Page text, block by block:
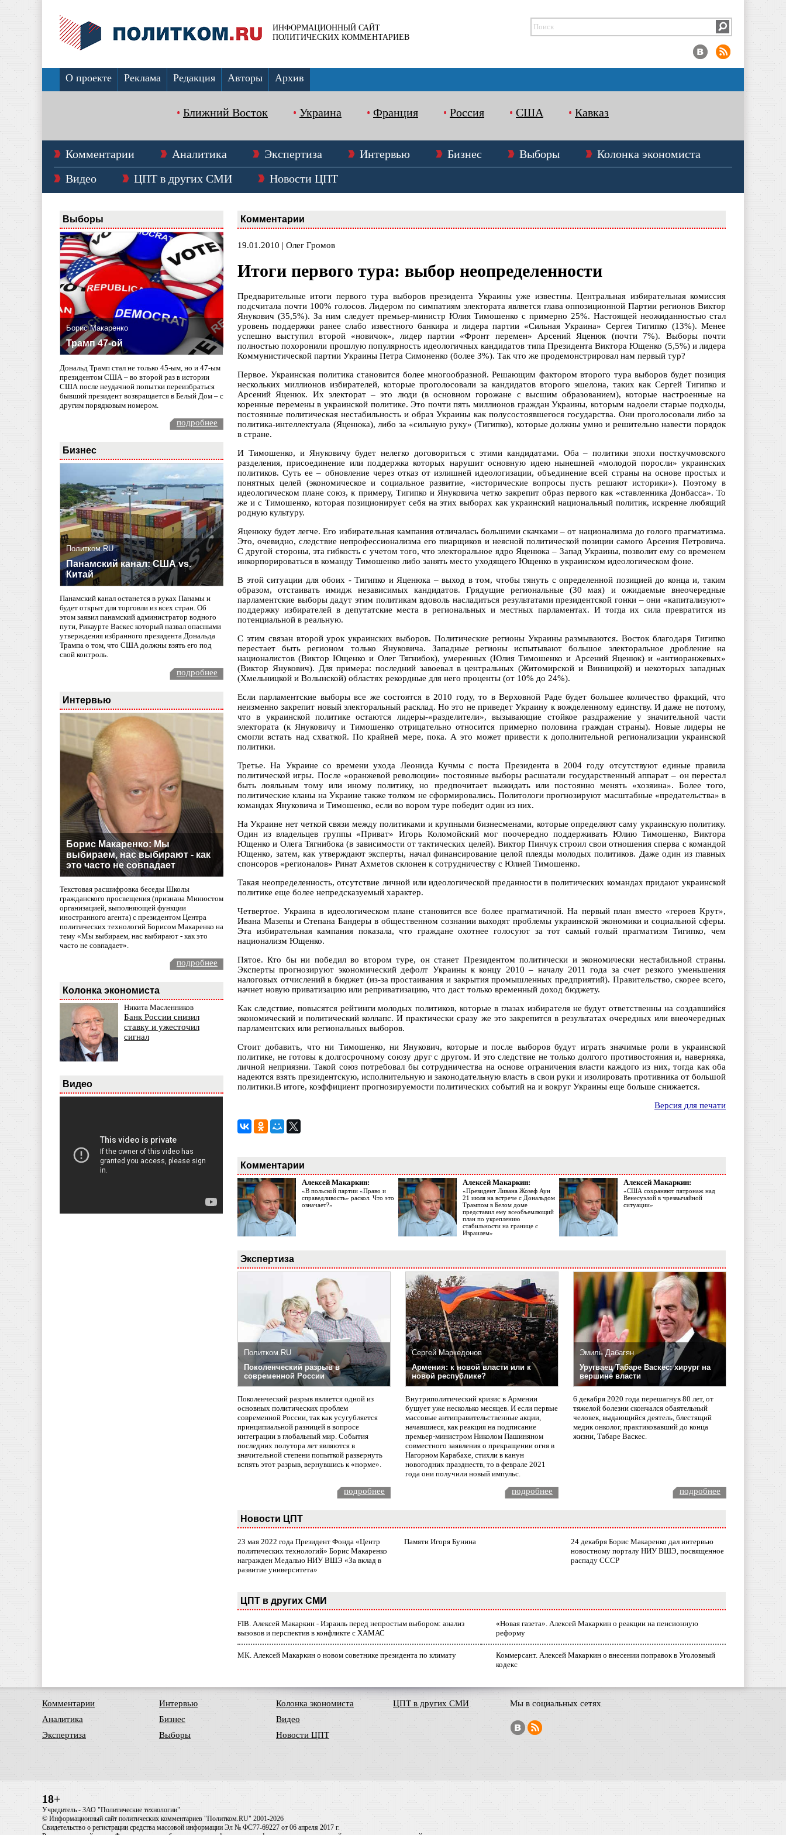
ИНФОРМАЦИОННЫЙ САЙТ
ПОЛИТИЧЕСКИХ КОММЕНТАРИЕВ
О проекте Реклама Редакция Авторы Архив
Ближний Восток Украина Франция Россия США Кавказ
Комментарии Аналитика Экспертиза Интервью Бизнес Выборы
Колонка экономиста
Видео
ЦПТ в других СМИ Новости ЦПТ
Выборы
Борис Макаренко
Трамп 47-ой
Дональд Трамп стал не только 45-ым, но и 47-ым
президентом США – во второй раз в истории
США после неудачной попытки переизбраться
бывший президент возвращается в Белый Дом – с
другим порядковым номером.
подробнее
Бизнес
Политком.RU
Панамский канал: США vs.
Китай
Панамский канал останется в руках Панамы и
будет открыт для торговли из всех стран. Об
этом заявил панамский администратор водного
пути, Рикаурте Васкес который назвал опасными
утверждения избранного президента Дональда
Трампа о том, что США должны взять его под
свой контроль.
подробнее
Интервью
Борис Макаренко: Мы
выбираем, нас выбирают - как
это часто не совпадает
Текстовая расшифровка беседы Школы
гражданского просвещения (признана Минюстом
организацией, выполняющей функции
иностранного агента) с президентом Центра
политических технологий Борисом Макаренко на
тему «Мы выбираем, нас выбирают - как это
часто не совпадает».
подробнее
Колонка экономиста
Никита Масленников
Банк России снизил
ставку и ужесточил
сигнал
Видео
Комментарии
19.01.2010 | Олег Громов
Итоги первого тура: выбор неопределенности
Предварительные итоги первого тура выборов президента Украины уже известны. Центральная избирательная комиссия
подсчитала почти 100% голосов. Лидером по симпатиям электората является глава оппозиционной Партии регионов Виктор
Янукович (35,5%). За ним следует премьер-министр Юлия Тимошенко с примерно 25%. Настоящей неожиданностью стал
уровень поддержки ранее слабо известного банкира и лидера партии «Сильная Украина» Сергея Тигипко (13%). Менее
успешно выступил второй «новичок», лидер партии «Фронт перемен» Арсений Яценюк (почти 7%). Выборы почти
полностью похоронили прошлую популярность идеологичных кандидатов типа Президента Виктора Ющенко (5,5%) и лидера
Коммунистической партии Украины Петра Симоненко (более 3%). Так что же продемонстрировал нам первый тур?
Первое. Украинская политика становится более многообразной. Решающим фактором второго тура выборов будет позиция
нескольких миллионов избирателей, которые проголосовали за кандидатов второго эшелона, таких как Сергей Тигипко и
Арсений Яценюк. Их электорат – это люди (в основном горожане с высшим образованием), которые настроенные на
коренные перемены в украинской политике. Это почти пять миллионов граждан Украины, которым надоели старые подходы,
постоянные политическая нестабильность и образ Украины как полусостоявшегося государства. Они проголосовали либо за
политика-интеллектуала (Яценюка), либо за «сильную руку» (Тигипко), которые должны умно и решительно навести порядок
в стране.
И Тимошенко, и Януковичу будет нелегко договориться с этими кандидатами. Оба – политики эпохи посткучмовского
разделения, присоединение или поддержка которых нарушит основную идею нынешней «молодой поросли» украинских
политиков. Суть ее – обновление через отказ от излишней идеологизации, объединение всей страны на основе простых и
понятных целей (экономическое и социальное развитие, «исторические вопросы пусть решают историки»). Поэтому в
идеологическом плане союз, к примеру, Тигипко и Януковича четко закрепит образ первого как «ставленника Донбасса». То
же и с Тимошенко, которая позиционирует себя на этих выборах как украинский национальный политик, искренне любящий
родную культуру.
Яценюку будет легче. Его избирательная кампания отличалась большими скачками – от национализма до голого прагматизма.
Это, очевидно, следствие непрофессионализма его пиарщиков и неясной политической позиции самого Арсения Петровича.
С другой стороны, эта гибкость с учетом того, что электоральное ядро Яценюка – Запад Украины, позволит ему со временем
инкорпорироваться в команду Тимошенко либо занять место уходящего Ющенко в украинском идеологическом фоне.
В этой ситуации для обоих - Тигипко и Яценюка – выход в том, чтобы тянуть с определенной позицией до конца и, таким
образом, отстаивать имидж независимых кандидатов. Грядущие региональные (30 мая) и ожидаемые внеочередные
парламентские выборы дадут этим политикам вдоволь насладиться результатами президентской гонки – они «капитализуют»
поддержку избирателей в депутатские места в региональных и местных парламентах. И тогда их сила превратится из
потенциальной в реальную.
С этим связан второй урок украинских выборов. Политические регионы Украины размываются. Восток благодаря Тигипко
перестает быть регионом только Януковича. Западные регионы испытывают большое электоральное дробление на
националистов (Виктор Ющенко и Олег Тягнибок), умеренных (Юлия Тимошенко и Арсений Яценюк) и «антиоранжевых»
(Виктор Янукович). Для примера: последний завоевал в центральных (Житомирской и Винницкой) и некоторых западных
(Хмельницкой и Волынской) областях рекордные для него проценты (от 10% до 24%).
Если парламентские выборы все же состоятся в 2010 году, то в Верховной Раде будет большее количество фракций, что
неизменно закрепит новый электоральный расклад. Но это не приведет Украину к вожделенному единству. И даже не потому,
что в украинской политике остаются лидеры-«разделители», вызывающие стойкое раздражение у значительной части
электората (к Януковичу и Тимошенко отрицательно относится примерно половина граждан страны). Новые лидеры не
смогли встать над схваткой. По крайней мере, пока. А это может привести к дополнительной регионализации украинской
политики.
Третье. На Украине со времени ухода Леонида Кучмы с поста Президента в 2004 году отсутствуют единые правила
политической игры. После «оранжевой революции» постоянные выборы расшатали государственный аппарат – он перестал
быть лояльным тому или иному политику, но предпочитает выжидать или постоянно менять «хозяина». Более того,
политические кланы на Украине также толком не сформировались. Политологи прогнозируют масштабные «предательства» в
командах Януковича и Тимошенко, если во вором туре победит один из них.
На Украине нет четкой связи между политиками и крупными бизнесменами, которые определяют саму украинскую политику.
Один из владельцев группы «Приват» Игорь Коломойский мог поочередно поддерживать Юлию Тимошенко, Виктора
Ющенко и Олега Тягнибока (в зависимости от тактических целей). Виктор Пинчук строил свои отношения сперва с командой
Ющенко, затем, как утверждают эксперты, начал финансирование целой плеяды молодых политиков. Даже один из главных
спонсоров «регионалов» Ринат Ахметов склонен к сотрудничеству с Юлией Тимошенко.
Такая неопределенность, отсутствие личной или идеологической преданности в политических командах придают украинской
политике еще более непредсказуемый характер.
Четвертое. Украина в идеологическом плане становится все более прагматичной. На первый план вместо «героев Крут»,
Ивана Мазепы и Степана Бандеры в общественном сознании выходят проблемы украинской экономики и социальной сферы.
Эта избирательная кампания показала, что граждане охотнее голосуют за тот самый голый прагматизм Тигипко, чем
национализм Ющенко.
Пятое. Кто бы ни победил во втором туре, он станет Президентом политически и экономически нестабильной страны.
Эксперты прогнозируют экономический дефолт Украины к концу 2010 – началу 2011 года за счет резкого уменьшения
налоговых отчислений в бюджет (из-за простаивания и закрытия промышленных предприятий). Правительство, скорее всего,
начнет новую приватизацию или реприватизацию, что даст только временный доход бюджету.
Как следствие, повысятся рейтинги молодых политиков, которые в глазах избирателя не будут ответственны на создавшийся
экономический и политический коллапс. И практически сразу же это закрепится в результатах очередных или внеочередных
парламентских или региональных выборов.
Стоит добавить, что ни Тимошенко, ни Янукович, которые и после выборов будут играть значимые роли в украинской
политике, не готовы к долгосрочному союзу друг с другом. И это следствие не только долгого противостояния и, наверняка,
личной неприязни. Такой союз потребовал бы сотрудничества на основе ограничения власти каждого из них, тогда как оба
надеются взять президентскую, исполнительную и законодательную власть в свои руки и изолировать противника от большой
политики.В итоге, коэффициент прогнозируемости политических событий на и вокруг Украины еще больше снижается.
Версия для печати
Комментарии
Алексей Макаркин:
«В польской партии «Право и
справедливость» раскол. Что это
означает?»
Алексей Макаркин:
«Президент Ливана Жозеф Аун
21 июля на встрече с Дональдом
Трампом в Белом доме
представил ему всеобъемлющий
план по укреплению
стабильности на границе с
Израилем»
Алексей Макаркин:
«США сохраняют патронаж над
Венесуэлой в чрезвычайной
ситуации»
Экспертиза
Политком.RU
Поколенческий разрыв в
современной России
Поколенческий разрыв является одной из
основных политических проблем
современной России, так как усугубляется
принципиальной разницей в вопросе
интеграции в глобальный мир. События
последних полутора лет являются в
значительной степени попыткой развернуть
вспять этот разрыв, вернувшись к «норме».
Сергей Маркедонов
Армения: к новой власти или к
новой республике?
Внутриполитический кризис в Армении
бушует уже несколько месяцев. И если первые
массовые антиправительственные акции,
начавшиеся, как реакция на подписание
премьер-министром Николом Пашиняном
совместного заявления о прекращении огня в
Нагорном Карабахе, стихли в канун
новогодних празднеств, то в феврале 2021
года они получили новый импульс.
Эмиль Дабагян
Уругваец Табаре Васкес: хирург на
вершине власти
6 декабря 2020 года перешагнув 80 лет, от
тяжелой болезни скончался обаятельный
человек, выдающийся деятель, блестящий
медик онколог, практиковавший до конца
жизни, Табаре Васкес.
подробнее подробнее подробнее
Новости ЦПТ
23 мая 2022 года Президент Фонда «Центр
политических технологий» Борис Макаренко
награжден Медалью НИУ ВШЭ «За вклад в
развитие университета»
Памяти Игоря Бунина
24 декабря Борис Макаренко дал интервью
новостному порталу НИУ ВШЭ, посвященное
распаду СССР
ЦПТ в других СМИ
FIB. Алексей Макаркин - Израиль перед непростым выбором: анализ
вызовов и перспектив в конфликте с ХАМАС
«Новая газета». Алексей Макаркин о реакции на пенсионную
реформу
МК. Алексей Макаркин о новом советнике президента по климату
Коммерсант. Алексей Макаркин о внесении поправок в Уголовный
кодекс
Комментарии
Аналитика
Экспертиза
Интервью
Бизнес
Выборы
Колонка экономиста
Видео
Новости ЦПТ
ЦПТ в других СМИ Мы в социальных сетях
18+
Учредитель - ЗАО "Политические технологии"
© Информационный сайт политических комментариев "Политком.RU" 2001-2026
Свидетельство о регистрации средства массовой информации Эл № ФС77-69227 от 06 апреля 2017 г.